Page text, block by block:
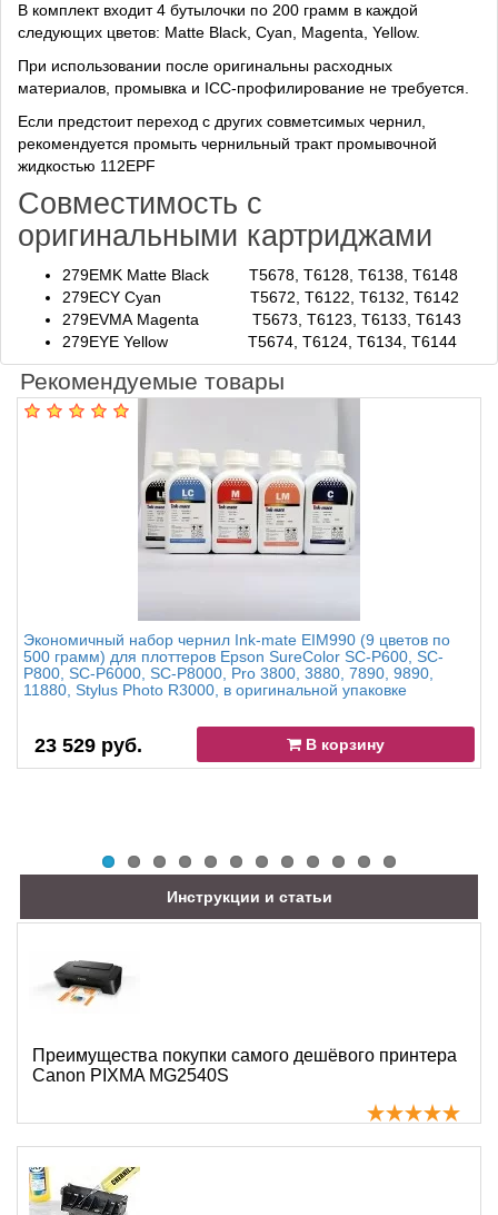
В комплект входит 4 бутылочки по 200 грамм в каждой
следующих цветов: Matte Black, Cyan, Magenta, Yellow.
При использовании после оригинальны расходных
материалов, промывка и ICC-профилирование не требуется.
Если предстоит переход с других совметсимых чернил,
рекомендуется промыть чернильный тракт промывочной
жидкостью 112EPF
Совместимость с
оригинальными картриджами
279EMK Matte Black T5678, T6128, T6138, T6148
279ECY Cyan T5672, T6122, T6132, T6142
279EVMA Magenta T5673, T6123, T6133, T6143
279EYE Yellow T5674, T6124, T6134, T6144
Рекомендуемые товары
Экономичный набор чернил Ink-mate EIM990 (9 цветов по
500 грамм) для плоттеров Epson SureColor SC-P600, SC-
P800, SC-P6000, SC-P8000, Pro 3800, 3880, 7890, 9890,
11880, Stylus Photo R3000, в оригинальной упаковке
23 529 руб. В корзину
Инструкции и статьи
Преимущества покупки самого дешёвого принтера
Canon PIXMA MG2540S